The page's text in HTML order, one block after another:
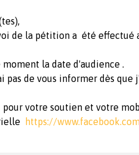
de la pétition a été effectué
la date d'audience .
pas de vous informer dès
pour votre soutien et votre
https://